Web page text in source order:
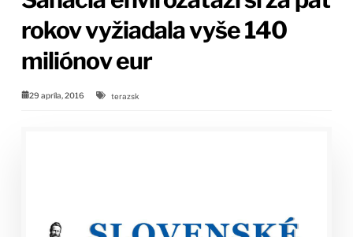
rokov vyžiadala vyše 140
miliónov eur
29 apríla, 2016 terazsk